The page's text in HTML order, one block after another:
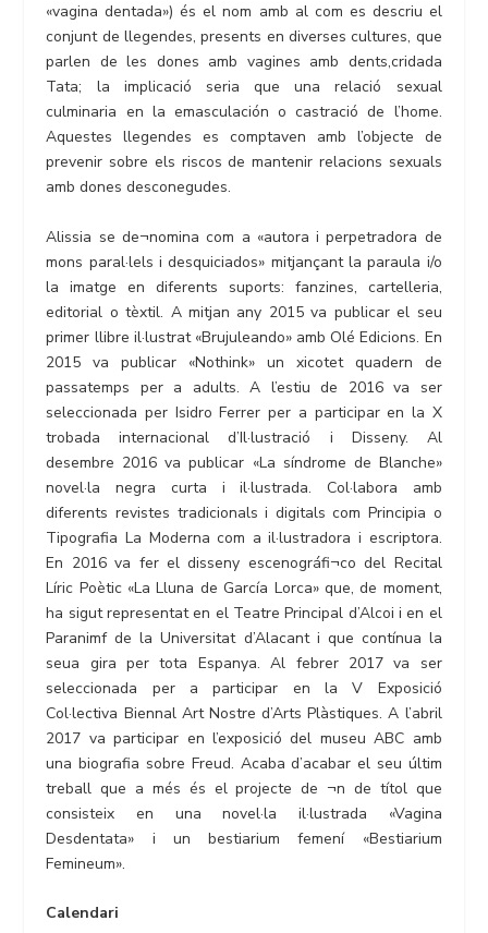
«vagina dentada») és el nom amb al com es descriu el
conjunt de llegendes, presents en diverses cultures, que
parlen de les dones amb vagines amb dents,cridada
Tata; la implicació seria que una relació sexual
culminaria en la emasculación o castració de l’home.
Aquestes llegendes es comptaven amb l’objecte de
prevenir sobre els riscos de mantenir relacions sexuals
amb dones desconegudes.
Alissia se de¬nomina com a «autora i perpetradora de
mons paral·lels i desquiciados» mitjançant la paraula i/o
la imatge en diferents suports: fanzines, cartelleria,
editorial o tèxtil. A mitjan any 2015 va publicar el seu
primer llibre il·lustrat «Brujuleando» amb Olé Edicions. En
2015 va publicar «Nothink» un xicotet quadern de
passatemps per a adults. A l’estiu de 2016 va ser
seleccionada per Isidro Ferrer per a participar en la X
trobada internacional d’Il·lustració i Disseny. Al
desembre 2016 va publicar «La síndrome de Blanche»
novel·la negra curta i il·lustrada. Col·labora amb
diferents revistes tradicionals i digitals com Principia o
Tipografia La Moderna com a il·lustradora i escriptora.
En 2016 va fer el disseny escenográfi¬co del Recital
Líric Poètic «La Lluna de García Lorca» que, de moment,
ha sigut representat en el Teatre Principal d’Alcoi i en el
Paranimf de la Universitat d’Alacant i que contínua la
seua gira per tota Espanya. Al febrer 2017 va ser
seleccionada per a participar en la V Exposició
Col·lectiva Biennal Art Nostre d’Arts Plàstiques. A l’abril
2017 va participar en l’exposició del museu ABC amb
una biografia sobre Freud. Acaba d’acabar el seu últim
treball que a més és el projecte de ¬n de títol que
consisteix en una novel·la il·lustrada «Vagina
Desdentata» i un bestiarium femení «Bestiarium
Femineum».
Calendari